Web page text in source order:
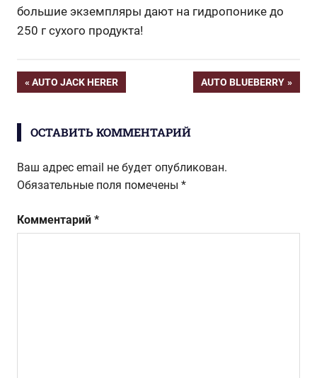
большие экземпляры дают на гидропонике до
250 г сухого продукта!
Навигация
записям
ПРЕДЫДУЩАЯ
AUTO JACK HERER
СЛЕДУЮЩАЯ
AUTO BLUEBERRY
ОСТАВИТЬ КОММЕНТАРИЙ
Ваш адрес email не будет опубликован.
Обязательные поля помечены *
Комментарий *